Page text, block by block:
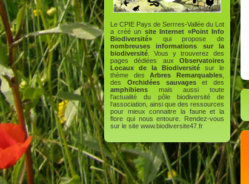
Le CPIE Pays de Serrres-Vallée du Lot
a créé un site Internet «Point Info
Biodiversité» qui propose de
nombreuses informations sur la
biodiversité . Vous y trouverez des
pages dédiées aux Observatoires
Locaux de la Biodiversité sur le
thème desArbres Remarquables
des Orchidées sauvageset des
amphibiens mais aussi toute
l'actualité du pôle biodiversité de
l'association, ainsi que des ressources
pour mieux connaitre la faune et la
flore qui nous entoure. Rendez-vous
sur le site www.biodiversite47.fr